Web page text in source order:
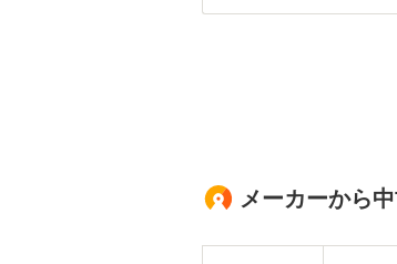
メーカーから